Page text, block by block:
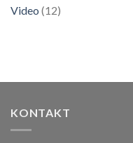
Video (12)
KONTAKT